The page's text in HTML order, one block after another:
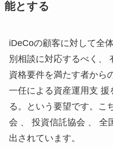
能とする
iDeCoの顧客に対して全
別相談に対応するべく、
資格要件を満たす者から
一任による資産運用支 援
る。という要望です。こ
会 、 投資信託協会 、 全
出されています。